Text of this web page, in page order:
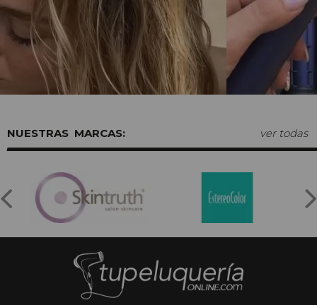
MARCAS: ver todas